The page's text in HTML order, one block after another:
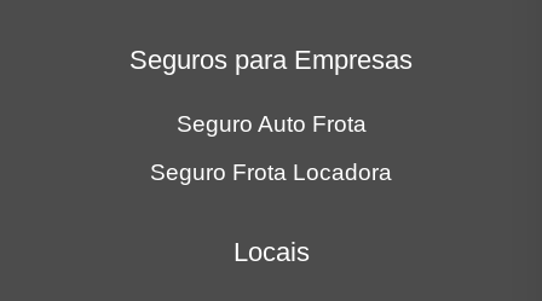
Seguros para Empresas
Seguro Auto Frota
Seguro Frota Locadora
Locais